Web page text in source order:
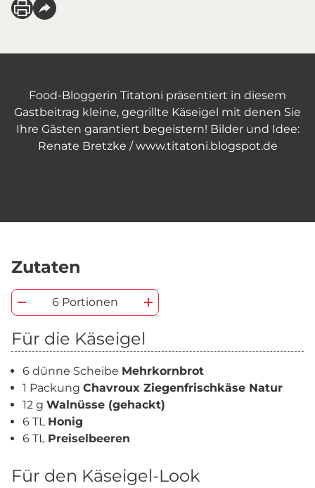
Food-Bloggerin Titatoni präsentiert in diesem
Gastbeitrag kleine, gegrillte Käseigel mit denen Sie
Ihre Gästen garantiert begeistern! Bilder und Idee:
Renate Bretzke / www.titatoni.blogspot.de
Zutaten
6 Portionen
Für die Käseigel
6 dünne Scheibe Mehrkornbrot
1 Packung Chavroux Ziegenfrischkäse Natur
12 g Walnüsse (gehackt)
6 TL Honig
6 TL Preiselbeeren
Für den Käseigel-Look